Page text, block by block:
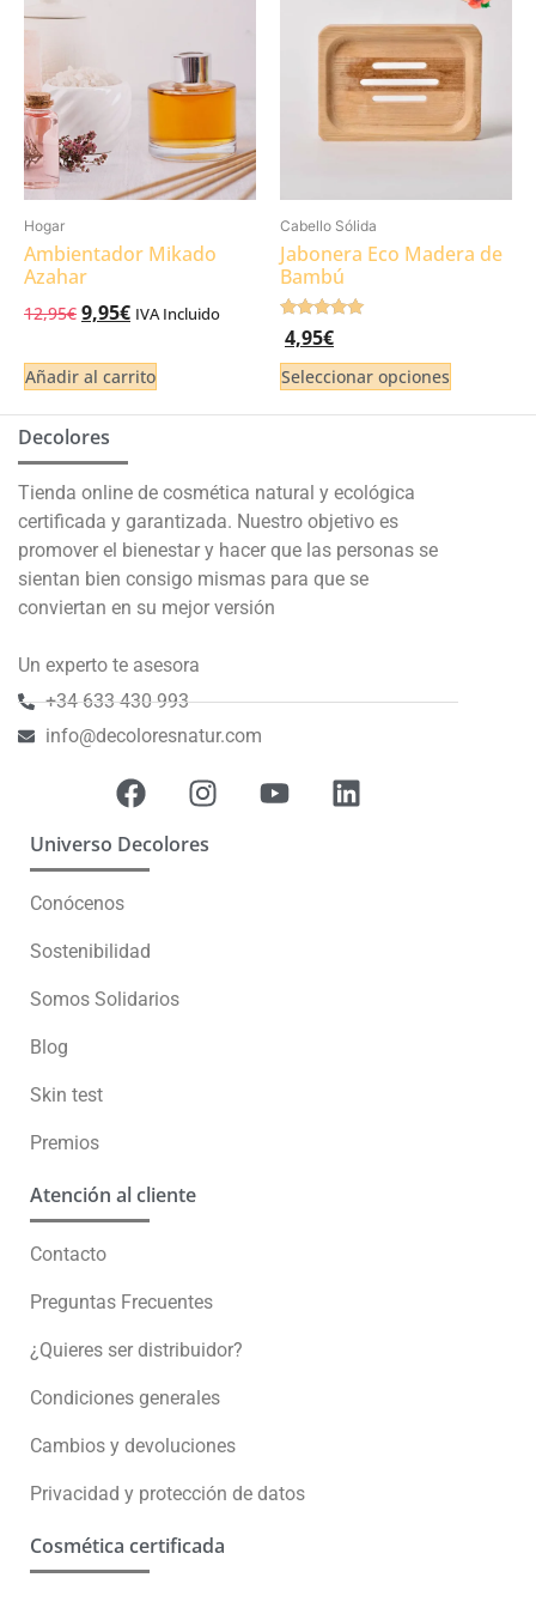
Hogar
Ambientador Mikado
Azahar
12,95€ 9,95€ IVA Incluido
Añadir al carrito
Cabello Sólida
Jabonera Eco Madera de
Bambú
Valorado
5.00
de 5
4,95€
Seleccionar opciones
Decolores
Tienda online de cosmética natural y ecológica
certificada y garantizada. Nuestro objetivo es
promover el bienestar y hacer que las personas se
sientan bien consigo mismas para que se
conviertan en su mejor versión
Un experto te asesora
+34 633 430 993
info@decoloresnatur.com
Universo Decolores
Conócenos
Sostenibilidad
Somos Solidarios
Blog
Skin test
Premios
Atención al cliente
Contacto
Preguntas Frecuentes
¿Quieres ser distribuidor?
Condiciones generales
Cambios y devoluciones
Privacidad y protección de datos
Cosmética certificada